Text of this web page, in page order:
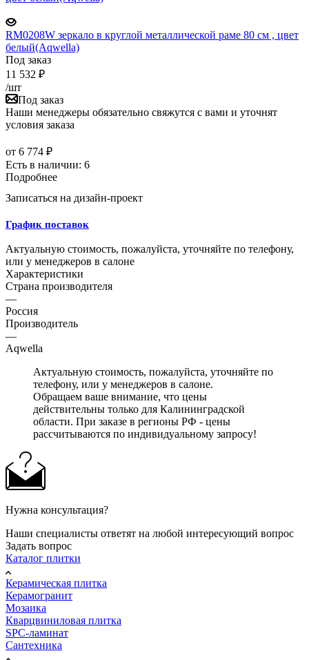
RM0208W зеркало в круглой металлической раме 80 см , цвет
белый(Aqwella)
Под заказ
11 532 ₽
/шт
Под заказ
Наши менеджеры обязательно свяжутся с вами и уточнят
условия заказа
от 6 774 ₽
Есть в наличии: 6
Подробнее
Записаться на дизайн-проект
График поставок
Актуальную стоимость, пожалуйста, уточняйте по телефону,
или у менеджеров в салоне
Характеристики
Страна производителя
—
Россия
Производитель
—
Aqwella
Актуальную стоимость, пожалуйста, уточняйте по
телефону, или у менеджеров в салоне.
Обращаем ваше внимание, что цены
действительны только для Калининградской
области. При заказе в регионы РФ - цены
рассчитываются по индивидуальному запросу!
Нужна консультация?
Наши специалисты ответят на любой интересующий вопрос
Задать вопрос
Каталог плитки
Керамическая плитка
Керамогранит
Мозаика
Кварцвиниловая плитка
SPC-ламинат
Сантехника